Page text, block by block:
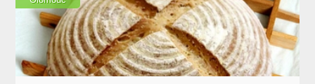
Kurz pečení chleba z kvásku s
Janou Berkovou